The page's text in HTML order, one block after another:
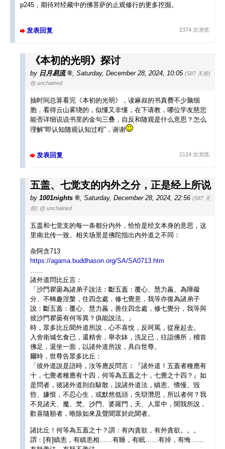
p245，期待对经藏中的佛菩萨的止观修行的更多挖掘。
发表回复 2374 次浏览
《本初的光明》探讨
by 日月易流 Saturday, December 28, 2024, 10:05 (587 天前)
@ unchained
抽时间总算看完《本初的光明》，读麻叔的书真费不少脑细
胞，看得云山雾绕的，似懂又非懂，在下请教，哪位学友慈悲
能否详细说说书里的金句三叠，自反和随观是什么意思？怎么
理解“即认知随观认知过程”，谢谢
发表回复 2124 次浏览
五盖、七觉支的内外之分，正是经上所说
by 1001nights , Saturday, December 28, 2024, 22:56 (587 天
前) @ unchained
五盖和七觉支的每一条都分内外，恰恰是经文本身的意思，这
里南北传一致。相关场景是佛陀指出内外道之不同：
杂阿含713
https://agama.buddhason.org/SA/SA0713.htm
……
諸外道問比丘言：
「沙門瞿曇為諸弟子說法：斷五蓋：覆心、慧力羸、為障礙
分、不轉趣涅槃，住四念處，修七覺意，我等亦復為諸弟子
說：斷五蓋：覆心、慧力羸，善住四念處，修七覺分，我等與
彼沙門瞿曇有何等異？俱能說法。」
時，眾多比丘聞外道所說，心不喜悅，反呵罵，從座起去。
入舍衛城乞食已，還精舍，舉衣鉢，洗足已，往詣佛所，稽首
佛足，退坐一面，以諸外道所說，具白世尊。
爾時，世尊告眾多比丘：
「彼外道說是語時，汝等應反問言：『諸外道！五蓋者種應有
十，七覺者種應有十四，何等為五蓋之十，七覺之十四？』如
是問者，彼諸外道則自駭散，說諸外道法，瞋恚、憍慢、毀
呰、嫌恨，不忍心生，或默然低頭，失辯潛思，所以者何？我
不見諸天、魔、梵、沙門、婆羅門，天、人眾中，聞我所說，
歡喜隨順者，唯除如來及聲聞眾於此聞者。
諸比丘！何等為五蓋之十？謂：有內貪欲，有外貪欲。。。
謂：[有]瞋恚，有瞋恚相……有睡，有眠……有掉，有悔……